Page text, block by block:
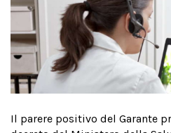
Il parere positivo del Garante